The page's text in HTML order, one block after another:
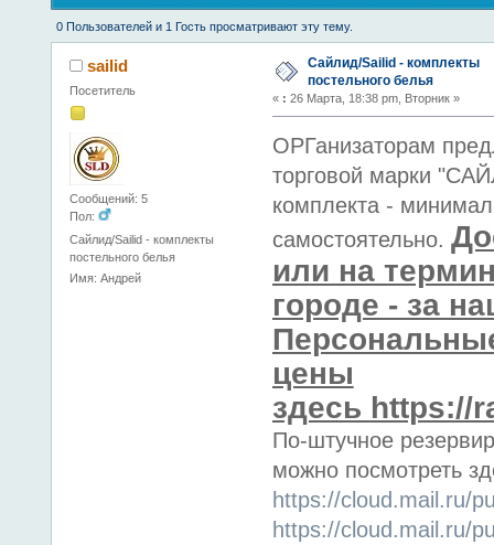
0 Пользователей и 1 Гость просматривают эту тему.
sailid
Посетитель
Сообщений: 5
Пол:
Сайлид/Sailid - комплекты
постельного белья
Имя: Андрей
Сайлид/Sailid - комплекты
постельного белья
« : 26 Марта, 18:38 pm, Вторник »
ОРГанизаторам
торговой марки
комплекта -
самостоятельно.
или на
городе - за
цены
здесь https://
По-штучное
можно посмотреть
https://cloud.mail.ru/
https://cloud.mail.ru/